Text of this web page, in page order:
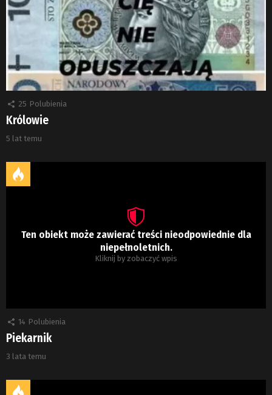
25 Polubienia
Królowie
5 lat temu
Ten obiekt może zawierać treści nieodpowiednie dla
niepełnoletnich.
Kliknij by zobaczyć wpis
14 Polubienia
Piekarnik
3 lata temu